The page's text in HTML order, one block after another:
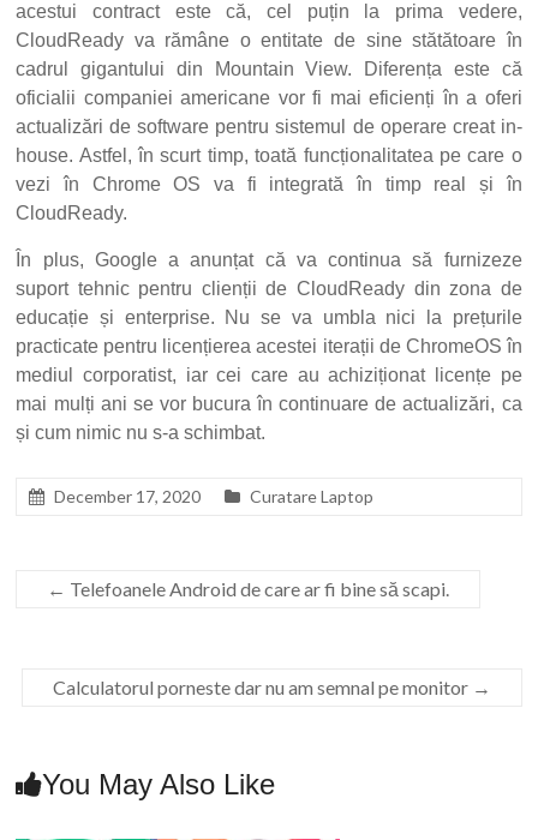
acestui contract este că, cel puțin la prima vedere,
CloudReady va rămâne o entitate de sine stătătoare în
cadrul gigantului din Mountain View. Diferența este că
oficialii companiei americane vor fi mai eficienți în a oferi
actualizări de software pentru sistemul de operare creat in-
house. Astfel, în scurt timp, toată funcționalitatea pe care o
vezi în Chrome OS va fi integrată în timp real și în
CloudReady.
În plus, Google a anunțat că va continua să furnizeze
suport tehnic pentru clienții de CloudReady din zona de
educație și enterprise. Nu se va umbla nici la prețurile
practicate pentru licențierea acestei iterații de ChromeOS în
mediul corporatist, iar cei care au achiziționat licențe pe
mai mulți ani se vor bucura în continuare de actualizări, ca
și cum nimic nu s-a schimbat.
December 17, 2020 Curatare Laptop
← Telefoanele Android de care ar fi bine să scapi.
Calculatorul porneste dar nu am semnal pe monitor →
You May Also Like